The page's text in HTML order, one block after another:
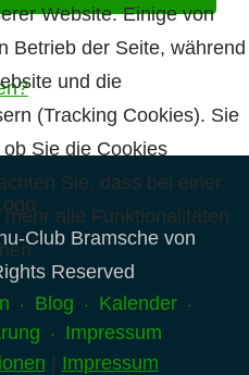
Club Bramsche von
Reserved
Blog
Kalender
Impressum
Website. Einige von
Betrieb der Seite, während
und die
(Tracking Cookies). Sie
Sie die Cookies
Sie, dass bei einer
alle Funktionalitäten
Impressum